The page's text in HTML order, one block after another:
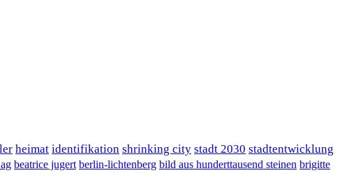
heimat identifikation shrinking city stadt 2030 stadtentwicklung
beatrice jugert berlin-lichtenberg bild aus hunderttausend steinen brigitte